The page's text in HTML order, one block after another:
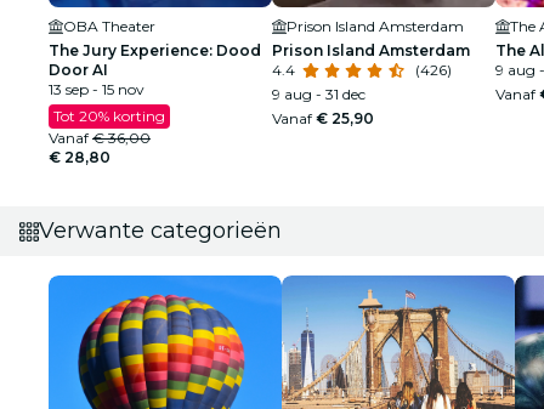
OBA Theater
The Jury Experience: Dood
Door AI
13 sep - 15 nov
Tot 20% korting
Vanaf € 36,00
€ 28,80
Prison Island Amsterdam
Prison Island Amsterdam
4.4
(426)
9 aug - 31 dec
Vanaf € 25,90
The
The
9 aug
Vanaf
Verwante categorieën